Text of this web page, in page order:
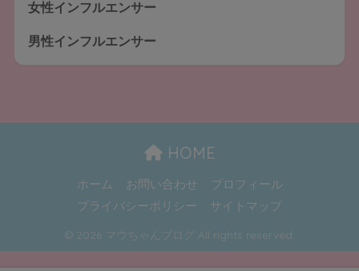
女性インフルエンサー
男性インフルエンサー
HOME
ホーム お問い合わせ
プロフィール
プライバシーポリシー
サイトマップ
© 2026 マウちゃんブログ All rights reserved.